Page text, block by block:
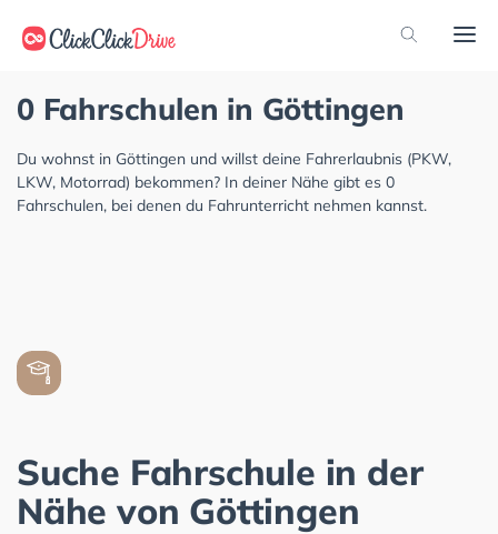
0 Fahrschulen in Göttingen
Du wohnst in Göttingen und willst deine Fahrerlaubnis (PKW,
LKW, Motorrad) bekommen? In deiner Nähe gibt es 0
Fahrschulen, bei denen du Fahrunterricht nehmen kannst.
Suche Fahrschule in der
Nähe von Göttingen